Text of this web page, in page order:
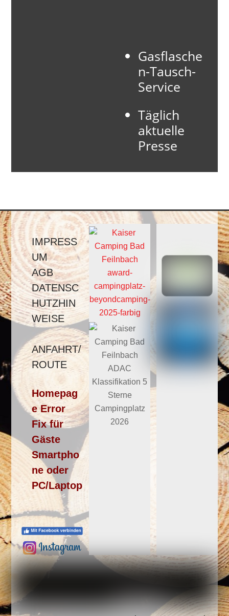
Gasflasche
n-Tausch-
Service
Täglich
aktuelle
Presse
IMPRESS
UM
AGB
DATENSC
HUTZHIN
WEISE
ANFAHRT/
ROUTE
Homepag
e Error
Fix für
Gäste
Smartpho
ne oder
PC/Laptop